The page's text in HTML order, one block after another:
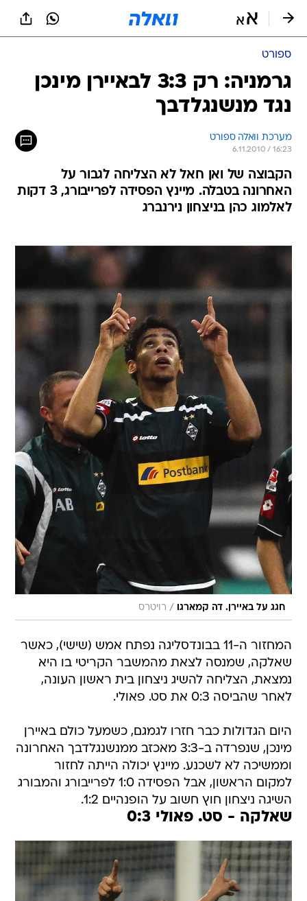
ספורט
גרמניה: רק 3:3 לבאיירן מינכן
נגד מנשנגלדבך
מערכת וואלה ספורט
6.11.2010 / 16:23
הקבוצה של ואן חאל לא הצליחה לגבור על
האחרונה בטבלה. מיינץ הפסידה לפרייבורג, 3 דקות
לאלמוג כהן בניצחון נירנברג
חגג על באיירן. דה קמארגו / רויטרס
המחזור ה-11 בבונדסליגה נפתח אמש (שישי), כאשר
שאלקה, שמנסה לצאת מהמשבר הקריטי בו היא
נמצאת, הצליחה להשיג ניצחון בית ראשון העונה,
לאחר שהביסה 0:3 את סט. פאולי.
היום הגדולות כבר חזרו לגמגם, כשמעל כולם באיירן
מינכן, שנפרדה ב-3:3 מאכזב ממנשנגלדבך האחרונה
וממשיכה לא לשכנע. מיינץ יכולה הייתה לחזור
למקום הראשון, אבל הפסידה 1:0 לפרייבורג והמבורג
השיגה ניצחון חוץ חשוב על הופנהיים 1:2.
שאלקה - סט. פאולי 0:3